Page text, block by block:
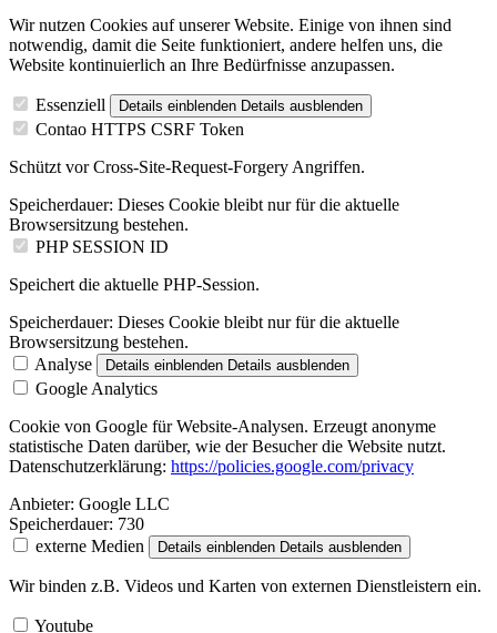
Wir nutzen Cookies auf unserer Website. Einige von ihnen sind
notwendig, damit die Seite funktioniert, andere helfen uns, die
Website kontinuierlich an Ihre Bedürfnisse anzupassen.
Essenziell Details einblenden Details ausblenden
Contao HTTPS CSRF Token
Schützt vor Cross-Site-Request-Forgery Angriffen.
Speicherdauer: Dieses Cookie bleibt nur für die aktuelle
Browsersitzung bestehen.
PHP SESSION ID
Speichert die aktuelle PHP-Session.
Speicherdauer: Dieses Cookie bleibt nur für die aktuelle
Browsersitzung bestehen.
Analyse
Details einblenden Details ausblenden
Google Analytics
Cookie von Google für Website-Analysen. Erzeugt anonyme
statistische Daten darüber, wie der Besucher die Website nutzt.
Datenschutzerklärung: https://policies.google.com/privacy
Anbieter: Google LLC
Speicherdauer: 730
externe Medien
Details einblenden Details ausblenden
Wir binden z.B. Videos und Karten von externen Dienstleistern ein.
Youtube